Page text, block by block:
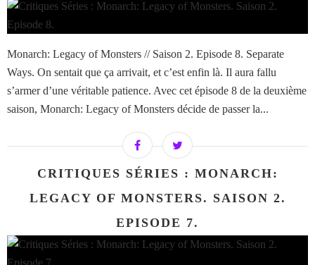
Monarch: Legacy of Monsters // Saison 2. Episode 8. Separate
Ways. On sentait que ça arrivait, et c’est enfin là. Il aura fallu
s’armer d’une véritable patience. Avec cet épisode 8 de la deuxième
saison, Monarch: Legacy of Monsters décide de passer la...
CRITIQUES SÉRIES : MONARCH:
LEGACY OF MONSTERS. SAISON 2.
EPISODE 7.